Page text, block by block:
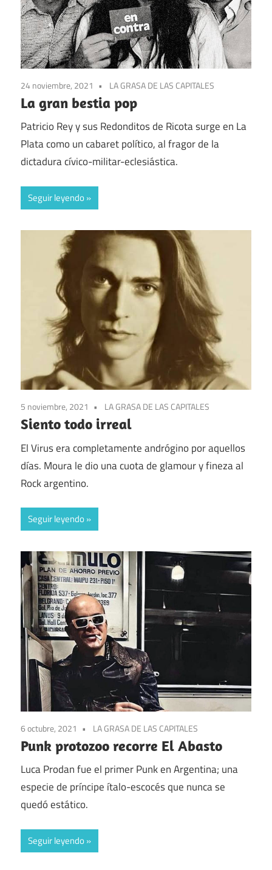
24 noviembre, 2021 LA GRASA DE LAS CAPITALES
La gran bestia pop
Patricio Rey y sus Redonditos de Ricota surge en La
Plata como un cabaret político, al fragor de la
dictadura cívico-militar-eclesiástica.
Seguir leyendo
5 noviembre, 2021 LA GRASA DE LAS CAPITALES
Siento todo irreal
El Virus era completamente andrógino por aquellos
días. Moura le dio una cuota de glamour y fineza al
Rock argentino.
Seguir leyendo
6 octubre, 2021 LA GRASA DE LAS CAPITALES
Punk protozoo recorre El Abasto
Luca Prodan fue el primer Punk en Argentina; una
especie de príncipe ítalo-escocés que nunca se
quedó estático.
Seguir leyendo